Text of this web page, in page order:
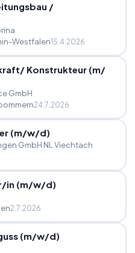
/
Westfalen15.4.2026
/Konstrukteur (m/
GmbH
24.7.2026
(m/w/d)
GmbH NL Viechtach
/in (m/w/d)
2.7.2026
(m/w/d)